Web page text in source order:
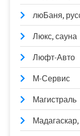
люБаня,
Люкс, сауна
Люфт-Авто
М-Сервис
Магистраль